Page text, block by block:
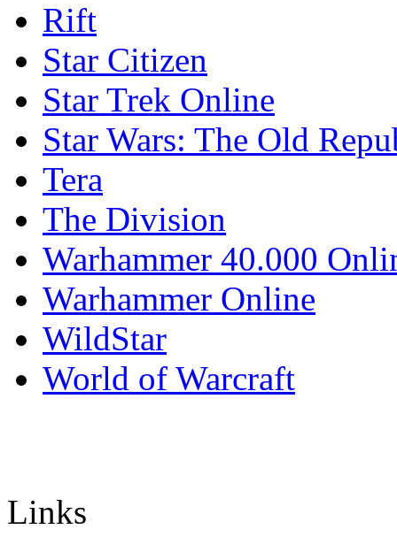
Rift
Star Citizen
Star Trek Online
Star Wars: The Old
Tera
The Division
Warhammer 40.000
Warhammer Online
WildStar
World of Warcraft
Links